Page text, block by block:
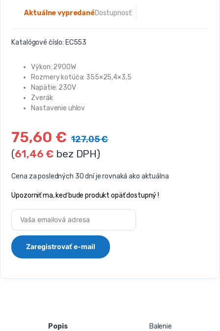
Dostupnosť:
Aktuálne vypredané
Katalógové číslo: EC553
Výkon: 2900W
Rozmery kotúča: 355×25,4×3,5
Napätie: 230V
Zverák
Nastavenie uhlov
75,60 € 127,05€
(61,46€ bez DPH)
Cena za posledných 30 dní je rovnaká ako aktuálna
Upozorniť ma, keď bude produkt opäť dostupný !
Popis Balenie